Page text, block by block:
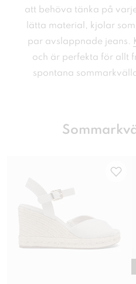
att behöva tänka på
lätta material, kjolar
par avslappnade jeans.
och är perfekta för allt
spontana